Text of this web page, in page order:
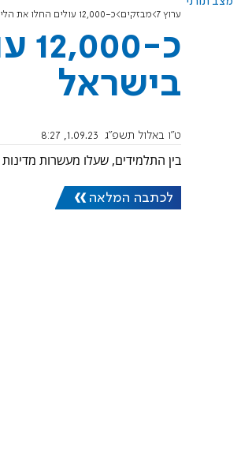
ערוץ 7 מבזקים כ-12,000 עולים החלו את הלימודים בישראל
בישראל
ט"ו באלול תשפ"ג 1.09.23, 8:27
בין התלמידים, שעלו מעשרות
לכתבה המלאה